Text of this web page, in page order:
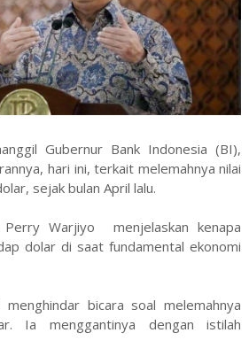
Gubernur Bank Indonesia (BI),
hari ini, terkait melemahnya nilai
sejak bulan April lalu.
Warjiyo menjelaskan kenapa
dolar di saat fundamental ekonomi
bicara soal melemahnya
Ia menggantinya dengan istilah